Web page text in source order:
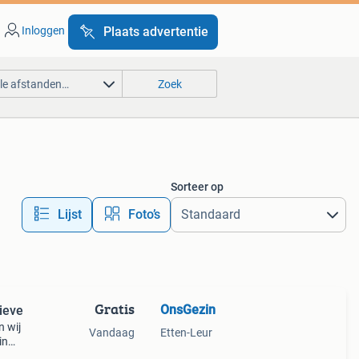
Inloggen Plaats advertentie
afstanden… Zoek
Lijst Foto’s
Sorteer op
wij
Gratis
Vandaag
OnsGezin
Etten-Leur